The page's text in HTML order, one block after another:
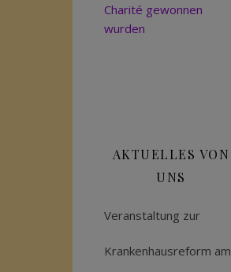
Charité gewonnen
wurden
AKTUELLES VON
UNS
Veranstaltung zur
Krankenhausreform am